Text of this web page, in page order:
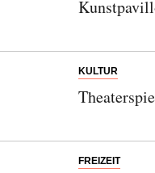
KULTUR
FREIZEIT